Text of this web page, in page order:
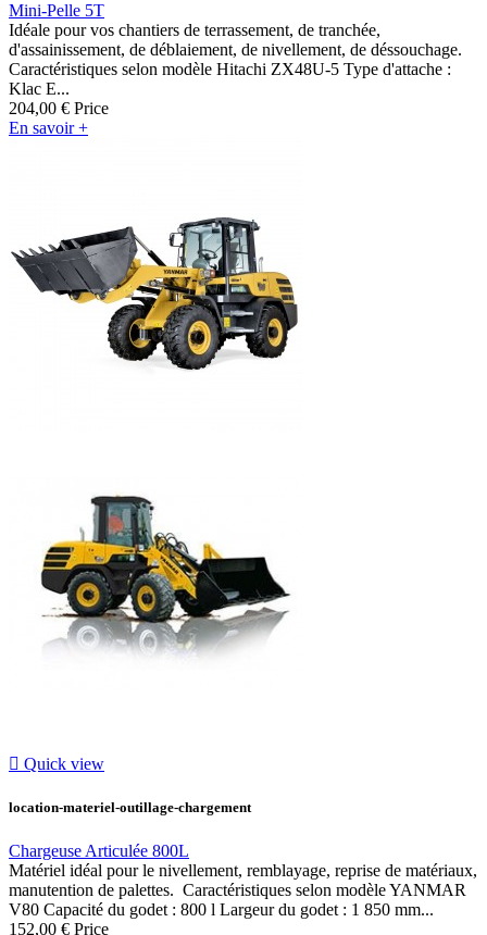
Mini-Pelle 5T
Idéale pour vos chantiers de terrassement, de tranchée,
d'assainissement, de déblaiement, de nivellement, de déssouchage.
Caractéristiques selon modèle Hitachi ZX48U-5 Type d'attache :
Klac E...
204,00 € Price
En savoir +
 Quick view
location-materiel-outillage-chargement
Chargeuse Articulée 800L
Matériel idéal pour le nivellement, remblayage, reprise de matériaux,
manutention de palettes. Caractéristiques selon modèle YANMAR
V80 Capacité du godet : 800 l Largeur du godet : 1 850 mm...
152,00 € Price